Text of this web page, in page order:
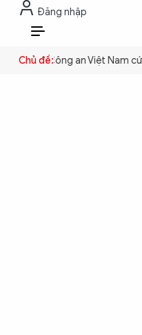
Đăng nhập
VI
Chủ đề:Công an Việt Nam cứu